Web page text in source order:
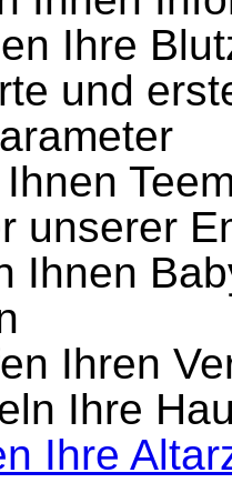
Ihre
und
unserer
Ihnen
Ihren
Ihre
Ihre